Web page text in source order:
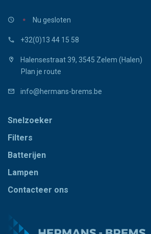
Nu gesloten
+32(0)13 44 15 58
Halensestraat 39, 3545 Zelem (Halen)
Plan je route
info@hermans-brems.be
Snelzoeker
Filters
Batterijen
Lampen
Contacteer ons